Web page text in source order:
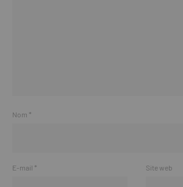
Nom *
E-mail * Site web